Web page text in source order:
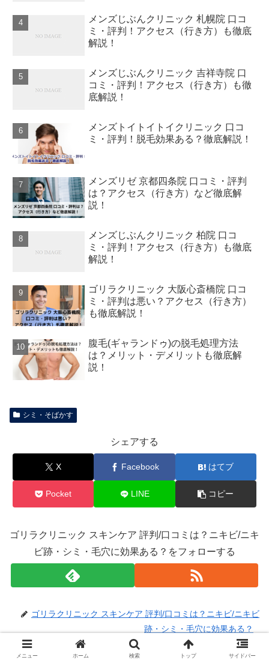
メンズじぶんクリニック 札幌院 口コ
ミ・評判！アクセス（行き方）も徹底
解説！
メンズじぶんクリニック 吉祥寺院 口
コミ・評判！アクセス（行き方）も徹
底解説！
メンズトイトイトイクリニック 口コ
ミ・評判！脱毛効果ある？徹底解説！
メンズリゼ 京都四条院 口コミ・評判
は？アクセス（行き方）など徹底解
説！
メンズじぶんクリニック 柏院 口コ
ミ・評判！アクセス（行き方）も徹底
解説！
ゴリラクリニック 大阪心斎橋院 口コ
ミ・評判は悪い？アクセス（行き方）
も徹底解説！
腹毛(ギャランドゥ)の脱毛処理方法
は？メリット・デメリットも徹底解
説！
シミ・そばかす
シェアする
X Facebook はてブ
Pocket LINE コピー
ゴリラクリニック スキンケア 評判/口コミは？ニキビ/ニキ
ビ跡・シミ・毛穴に効果ある？をフォローする
ゴリラクリニック スキンケア 評判/口コミは？ニキビ/ニキビ
跡・シミ・毛穴に効果ある？
メニュー ホーム 検索 トップ サイドバー